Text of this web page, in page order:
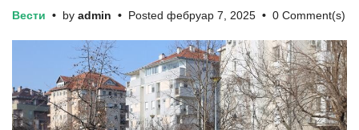
Вести • by admin • Posted фебруар 7, 2025 • 0 Comment(s)